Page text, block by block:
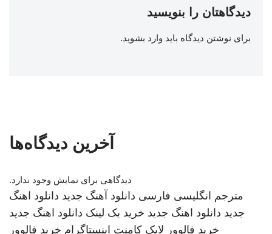
دیدگاهتان را بنویسید
برای نوشتن دیدگاه باید وارد بشوید.
آخرین دیدگاه‌ها
دیدگاهی برای نمایش وجود ندارد.
مترجم انگلیسی فارسی دانلود آهنگ جدید دانلود اهنگ
جدید دانلود اهنگ جدید خرید بک لینک دانلود اهنگ جدید
خرید فالوور لایک کامنت اینستاگرام خرید فالوور